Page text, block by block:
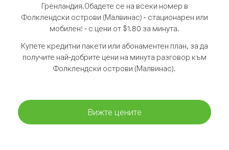
Гренландия.Обадете се на всеки номер в
Фолклендски острови (Малвинас) - стационарен или
мобилен! - с цени от $1.80 за минута.
Купете кредитни пакети или абонаментен план, за да
получите най-добрите цени на минута разговор към
Фолклендски острови (Малвинас).
Вижте цените